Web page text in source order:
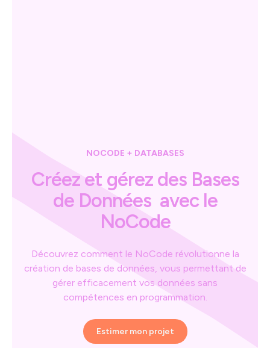
NOCODE + DATABASES
Créez et gérez des Bases
de Données avec le
NoCode
Découvrez comment le NoCode révolutionne la
création de bases de données, vous permettant de
gérer efficacement vos données sans
compétences en programmation.
Estimer mon projet